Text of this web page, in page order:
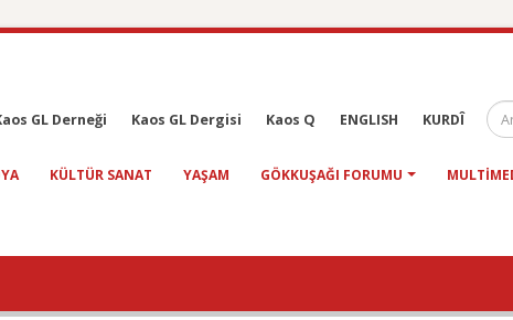
GL Derneği Kaos GL Dergisi Kaos Q ENGLISH KURDÎ
KÜLTÜR SANAT YAŞAM GÖKKUŞAĞI FORUMU